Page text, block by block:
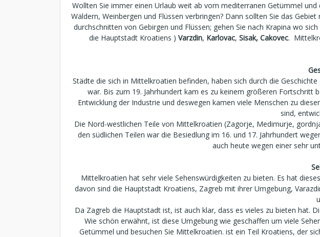
Wollten Sie immer einen Urlaub weit ab vom mediterranen Getümmel
Wäldern, Weinbergen und Flüssen verbringen? Dann sollten Sie das
durchschnitten von Gebirgen und Flüssen; gehen Sie nach Krapina wo
die Hauptstadt Kroatiens ) Varzdin, Karlovac, Sisak, Cakovec.
Städte die sich in Mittelkroatien befinden, haben sich durch die
war. Bis zum 19. Jahrhundert kam es zu keinem größeren Fortschritt
Entwicklung der Industrie und deswegen kamen viele Menschen zu
sind,
Die Nord-westlichen Teile von Mittelkroatien (Zagorje, Medimurje,
den südlichen Teilen war die Besiedlung im 16. und 17. Jahrhundert
auch heute wegen einer sehr
Mittelkroatien hat sehr viele Sehenswürdigkeiten zu bieten. Es hat
davon sind die Hauptstadt Kroatiens, Zagreb mit ihrer Umgebung,
Da Zagreb die Hauptstadt ist, ist auch klar, dass es vieles zu bieten hat.
Wie schön erwähnt, ist diese Umgebung wie geschaffen um viele
Getümmel und besuchen Sie Mittelkroatien. ist ein Teil Kroatiens, der